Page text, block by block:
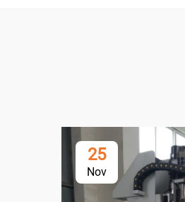
25
Nov